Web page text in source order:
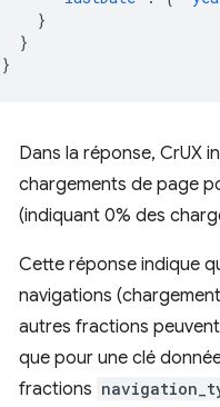
}
}
}
Dans la réponse, CrUX
chargements de page
(indiquant 0% des
Cette réponse indique
navigations
autres fractions
que pour une clé
fractions